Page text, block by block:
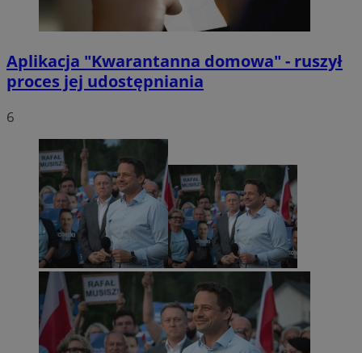
Aplikacja "Kwarantanna domowa" - ruszył
proces jej udostępniania
6